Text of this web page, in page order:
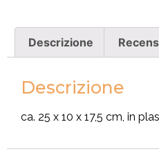
Descrizione
Descrizione
ca. 25 x 10 x 17,5 cm, in